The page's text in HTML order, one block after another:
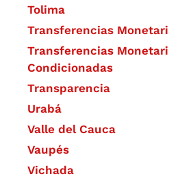
Tolima
Transferencias
Transferencias
Condicionadas
Transparencia
Urabá
Valle del Cauca
Vaupés
Vichada